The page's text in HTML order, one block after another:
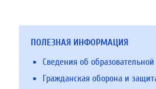
ПОЛЕЗНАЯ ИНФОРМАЦИЯ
Сведения об
Гражданская оборона и